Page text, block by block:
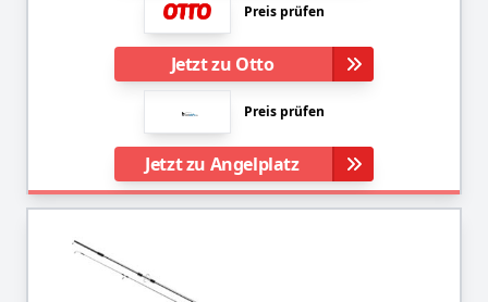
Preis prüfen
Jetzt zu Otto
Preis prüfen
Jetzt zu Angelplatz